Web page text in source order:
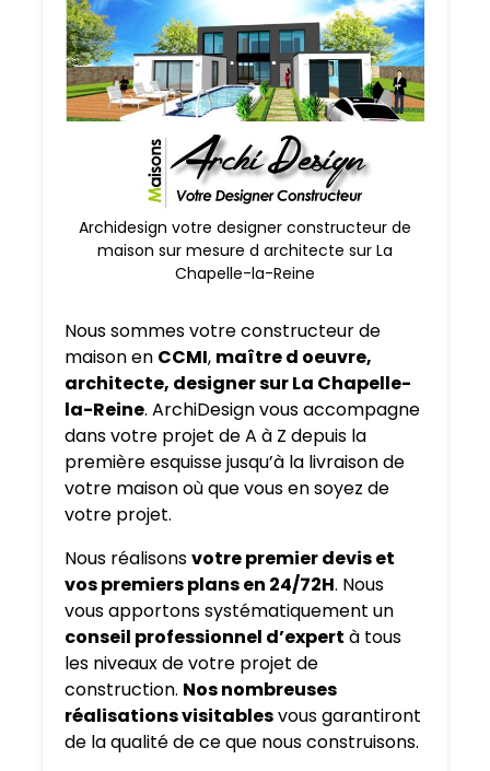
Archidesign votre designer constructeur de
maison sur mesure d architecte sur La
Chapelle-la-Reine
Nous sommes votre constructeur de
maison en CCMI, maître d oeuvre,
architecte, designer sur La Chapelle-
la-Reine. ArchiDesign vous accompagne
dans votre projet de A à Z depuis la
première esquisse jusqu’à la livraison de
votre maison où que vous en soyez de
votre projet.
Nous réalisonsvotre premier devis et
vos premiers plans en 24/72H. Nous
vous apportons systématiquement un
conseil professionnel d’expert à tous
les niveaux de votre projet de
construction. Nos nombreuses
réalisations visitablesvous garantiront
de la qualité de ce que nous construisons.